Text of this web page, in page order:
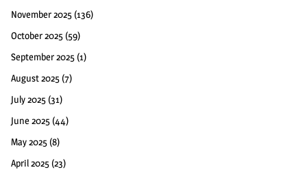
November 2025 (136)
October 2025 (59)
September 2025 (1)
August 2025 (7)
July 2025 (31)
June 2025 (44)
May 2025 (8)
April 2025 (23)